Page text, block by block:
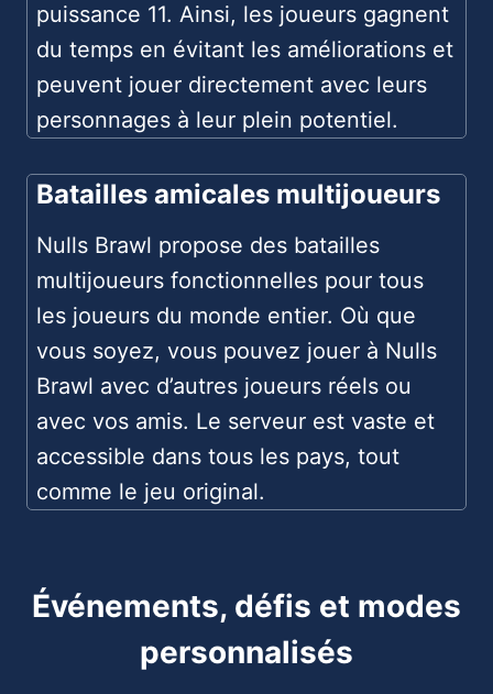
puissance 11. Ainsi, les joueurs gagnent
du temps en évitant les améliorations et
peuvent jouer directement avec leurs
personnages à leur plein potentiel.
Batailles amicales multijoueurs
Nulls Brawl propose des batailles
multijoueurs fonctionnelles pour tous
les joueurs du monde entier. Où que
vous soyez, vous pouvez jouer à Nulls
Brawl avec d’autres joueurs réels ou
avec vos amis. Le serveur est vaste et
accessible dans tous les pays, tout
comme le jeu original.
Événements, défis et modes
personnalisés